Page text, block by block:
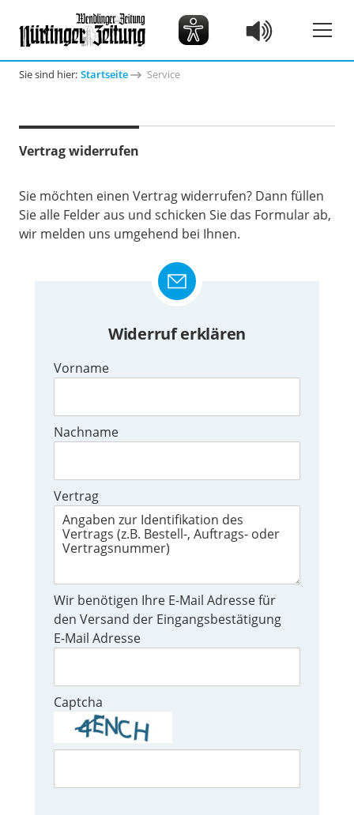
Sie sind hier: Startseite Service
Vertrag widerrufen
Sie möchten einen Vertrag widerrufen? Dann füllen
Sie alle Felder aus und schicken Sie das Formular ab,
wir melden uns umgehend bei Ihnen.
Widerruf erklären
Vorname
Nachname
Vertrag
Wir benötigen Ihre E-Mail Adresse für
den Versand der Eingangsbestätigung
E-Mail Adresse
Captcha